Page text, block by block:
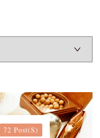
72 Post(s)